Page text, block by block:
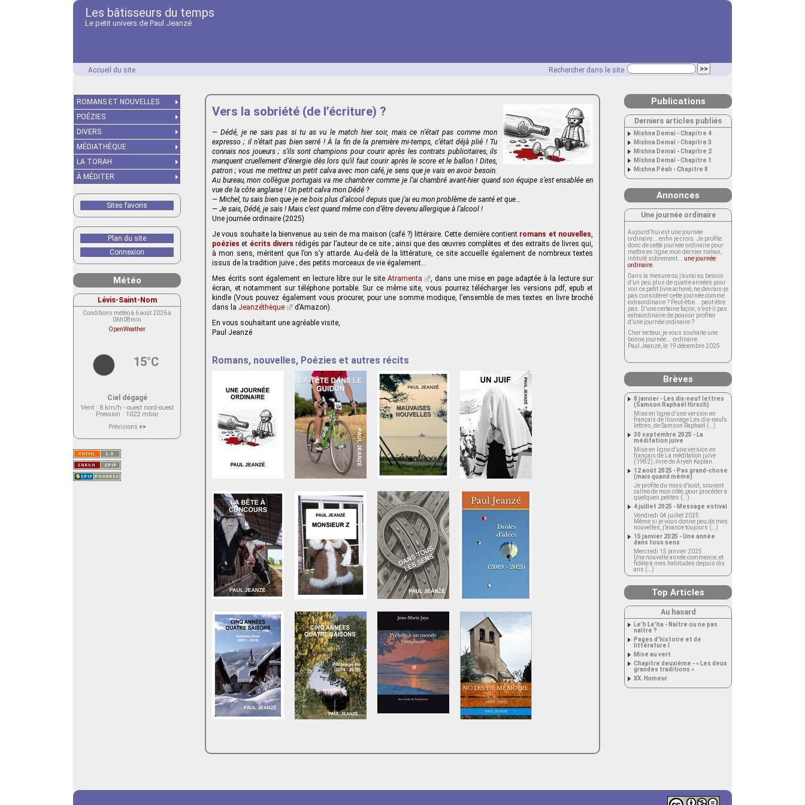
Les bâtisseurs du temps
Le petit univers de Paul Jeanzé
Rechercher dans le site
Accueil du site
Vers la sobriété (de l’écriture) ?
— Dédé, je ne sais pas si tu as vu le match hier soir, mais ce n’était pas comme mon
expresso ; il n’était pas bien serré ! À la fin de la première mi-temps, c’était déjà plié ! Tu
connais nos joueurs ; s’ils sont champions pour courir après les contrats publicitaires, ils
manquent cruellement d’énergie dès lors qu’il faut courir après le score et le ballon ! Dites,
patron ; vous me mettrez un petit calva avec mon café, je sens que je vais en avoir besoin.
Au bureau, mon collègue portugais va me chambrer comme je l’ai chambré avant-hier quand son équipe s’est ensablée en
vue de la côte anglaise ! Un petit calva mon Dédé ?
— Michel, tu sais bien que je ne bois plus d’alcool depuis que j’ai eu mon problème de santé et que…
— Je sais, Dédé, je sais ! Mais c’est quand même con d’être devenu allergique à l’alcool !
Une journée ordinaire (2025)
Je vous souhaite la bienvenue au sein de ma maison (café ?) littéraire. Cette dernière contient romans et nouvelles,
poézies et écrits divers rédigés par l’auteur de ce site ; ainsi que des œuvres complètes et des extraits de livres qui,
à mon sens, méritent que l’on s’y attarde. Au-delà de la littérature, ce site accueille également de nombreux textes
issus de la tradition juive ; des petits morceaux de vie également...
Mes écrits sont également en lecture libre sur le site Atramenta
, dans une mise en page adaptée à la lecture sur
écran, et notamment sur téléphone portable. Sur ce même site, vous pourrez télécharger les versions pdf, epub et
kindle (Vous pouvez également vous procurer, pour une somme modique, l’ensemble de mes textes en livre broché
dans la Jeanzéthèque
d’Amazon).
En vous souhaitant une agréable visite,
Paul Jeanzé
Romans, nouvelles, Poézies et autres récits
ROMANS ET NOUVELLES
POÉZIES
DIVERS
MÉDIATHÈQUE
LA TORAH
À MÉDITER
Sites favoris
Plan du site
Connexion
Météo
Lévis-Saint-Nom
Conditions météo à 6 août 2026 à
06h08min
OpenWeather
15°C
Ciel dégagé
Vent: 8 km/h - ouest nord-ouest
Pression : 1022 mbar
Prévisions >>
actuellement aucune prévision
Saint-Nom.
Veuillez consulter le message du
service ci-dessous.
(401 - Invalid API key. Please see
https://openweathermap.org/faq#error401
Publications
Derniers articles publiés
Mishna Demaï - Chapitre 4
Mishna Demaï - Chapitre 3
Mishna Demaï - Chapitre 2
Mishna Demaï - Chapitre 1
Mishna Péah - Chapitre 8
Annonces
Une journée ordinaire
Aujourd’hui est une journée
ordinaire... enfin je crois. Je profite
donc de cette journée ordinaire pour
mettre en ligne mon dernier roman,
intitulé sobrement... une journée
ordinaire
Dans la mesure où j’aurai eu besoin
d’un peu plus de quatre années pour
voir ce petit livre achevé, ne devrais-je
pas considérer cette journée comme
extraordinaire ? Peut-être... peut-être
pas. D’une certaine façon, n’est-il pas
extraordinaire de pouvoir profiter
d’une journée ordinaire ?
Cher lecteur, je vous souhaite une
bonne journée... ordinaire.
Paul Jeanzé, le 19 décembre 2025
Brèves
8 janvier - Les dix-neuf lettres
(Samson Raphaël Hirsch)
Mise en ligne d’une version en
français de l’ouvrage Les dix-neufs
lettres, de Samson Raphaël (…)
30 septembre 2025 - La
méditation juive
Mise en ligne d’une version en
français de La méditation juive
(1982), livre de Aryeh Kaplan.
12 août 2025 - Pas grand-chose
(mais quand même)
Je profite du mois d’août, souvent
calme de mon côté, pour procéder à
quelques petites (…)
4 juillet 2025 - Message estival
Vendredi 04 juillet 2025
Même si je vous donne peu de mes
nouvelles, j’avance toujours (…)
15 janvier 2025 - Une année
dans tous sens
Mercredi 15 janvier 2025
Une nouvelle année commence, et
fidèle à mes habitudes depuis dix
ans (…)
Top Articles
Au hasard
Le’h Le’ha - Naître ou ne pas
naître ?
Pages d’histoire et de
littérature I
Mise au vert
Chapitre deuxième - « Les deux
grandes traditions »
XX. Humeur